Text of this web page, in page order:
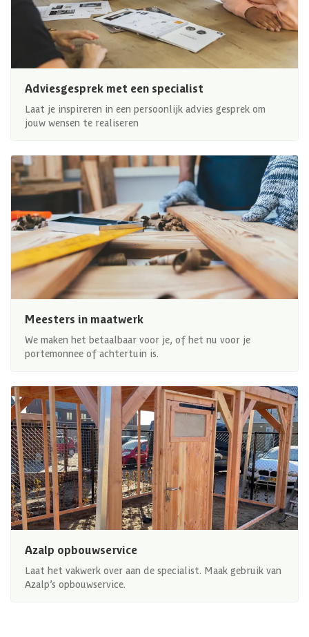
Adviesgesprek met een specialist
Laat je inspireren in een persoonlijk advies gesprek om
jouw wensen te realiseren
Meesters in maatwerk
We maken het betaalbaar voor je, of het nu voor je
portemonnee of achtertuin is.
Azalp opbouwservice
Laat het vakwerk over aan de specialist. Maak gebruik van
Azalp’s opbouwservice.